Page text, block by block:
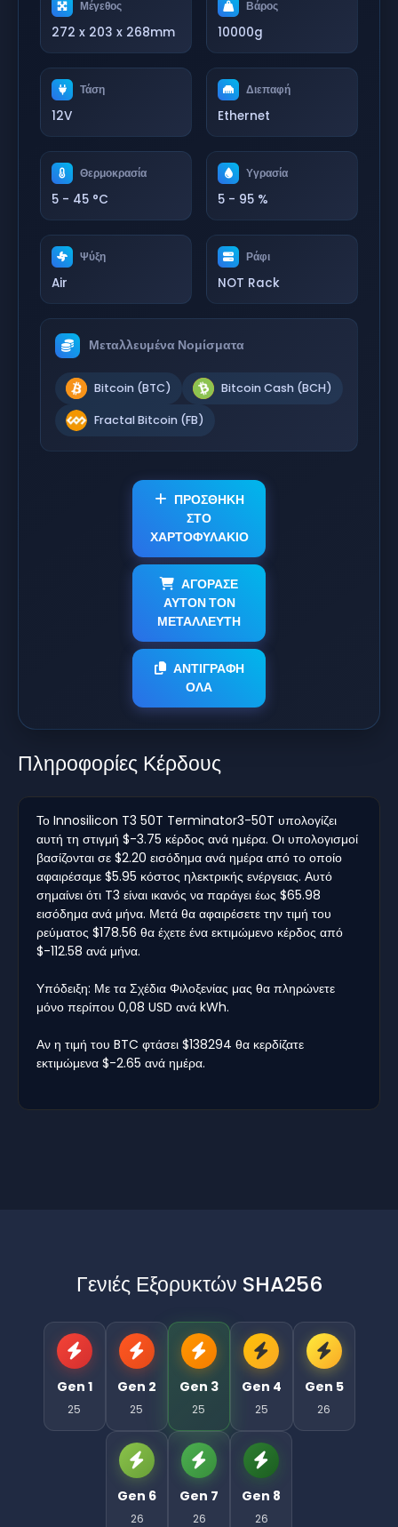
Μέγεθος
272 x 203 x 268mm
Βάρος
10000g
Τάση
12V
Διεπαφή
Ethernet
Θερμοκρασία
5 - 45 °C
Υγρασία
5 - 95 %
Ψύξη
Air
Ράφι
NOT Rack
Μεταλλευμένα Νομίσματα
Bitcoin (BTC) Bitcoin Cash (BCH)
Fractal Bitcoin (FB)
ΠΡΟΣΘΗΚΗ
ΣΤΟ
ΧΑΡΤΟΦΥΛΑΚΙΟ
ΑΓΟΡΑΣΕ
ΑΥΤΟΝ ΤΟΝ
ΜΕΤΑΛΛΕΥΤΗ
ΑΝΤΙΓΡΑΦΗ
ΟΛΑ
Πληροφορίες Κέρδους
Το Innosilicon T3 50T Terminator3-50T υπολογίζει
αυτή τη στιγμή $-3.75 κέρδος ανά ημέρα. Οι υπολογισμοί
βασίζονται σε $2.20 εισόδημα ανά ημέρα από το οποίο
αφαιρέσαμε $5.95 κόστος ηλεκτρικής ενέργειας. Αυτό
σημαίνει ότι T3 είναι ικανός να παράγει έως $65.98
εισόδημα ανά μήνα. Μετά θα αφαιρέσετε την τιμή του
ρεύματος $178.56 θα έχετε ένα εκτιμώμενο κέρδος από
$-112.58 ανά μήνα.
Υπόδειξη: Με τα Σχέδια Φιλοξενίας μας θα πληρώνετε
μόνο περίπου 0,08 USD ανά kWh.
Αν η τιμή του BTC φτάσει $138294 θα κερδίζατε
εκτιμώμενα $-2.65 ανά ημέρα.
Γενιές Εξορυκτών SHA256
Gen 1
25
Gen 2
25
Gen 3
25
Gen 4
25
Gen 5
26
Gen 6
26
Gen 7
26
Gen 8
26